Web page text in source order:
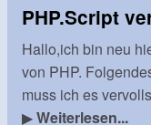
PHP.Script
Hallo,ich bin neu
von PHP.
muss ich es
▶Weiterlesen...